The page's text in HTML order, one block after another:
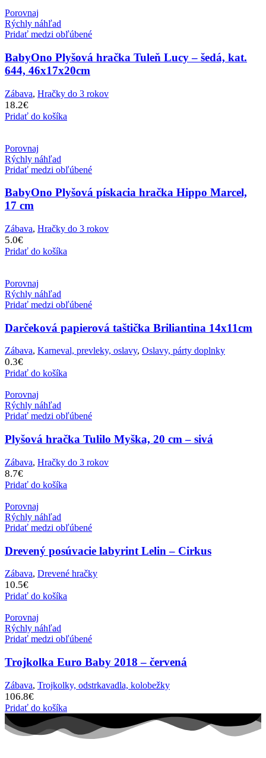
Porovnaj
Rýchly náhľad
Pridať medzi obľúbené
BabyOno Plyšová hračka Tuleň Lucy – šedá, kat.
644, 46x17x20cm
Zábava, Hračky do 3 rokov
18.2€
Pridať do košíka
Porovnaj
Rýchly náhľad
Pridať medzi obľúbené
BabyOno Plyšová pískacia hračka Hippo Marcel,
17 cm
Zábava, Hračky do 3 rokov
5.0€
Pridať do košíka
Porovnaj
Rýchly náhľad
Pridať medzi obľúbené
Darčeková papierová taštička Briliantina 14x11cm
Zábava, Karneval, prevleky, oslavy, Oslavy, párty doplnky
0.3€
Pridať do košíka
Porovnaj
Rýchly náhľad
Pridať medzi obľúbené
Plyšová hračka Tulilo Myška, 20 cm – sivá
Zábava, Hračky do 3 rokov
8.7€
Pridať do košíka
Porovnaj
Rýchly náhľad
Pridať medzi obľúbené
Drevený posúvacie labyrint Lelin – Cirkus
Zábava, Drevené hračky
10.5€
Pridať do košíka
Porovnaj
Rýchly náhľad
Pridať medzi obľúbené
Trojkolka Euro Baby 2018 – červená
Zábava, Trojkolky, odstrkavadla, kolobežky
106.8€
Pridať do košíka